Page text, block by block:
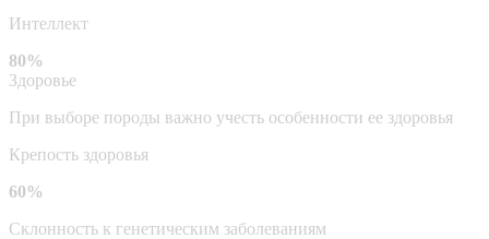
Интеллект
80%
Здоровье
При выборе породы важно учесть особенности ее здоровья
Крепость здоровья
60%
Склонность к генетическим заболеваниям